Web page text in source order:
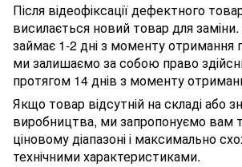
Після відеофіксації дефектного
висилається новий товар для
займає 1-2 дні з моменту отримання
ми залишаємо за собою право
протягом 14 днів з моменту
Якщо товар відсутній на складі або
виробництва, ми запропонуємо вам
ціновому діапазоні і максимально
технічними характеристиками.